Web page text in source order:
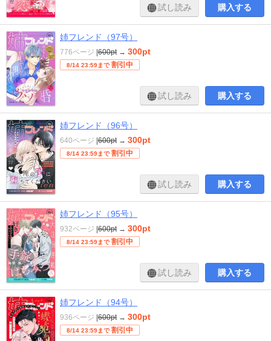
試し読み 購入する
姉フレンド（97号）
776ページ |600pt → 300pt
8/14 23:59まで 割引中
試し読み 購入する
姉フレンド（96号）
640ページ |600pt → 300pt
8/14 23:59まで 割引中
試し読み 購入する
姉フレンド（95号）
932ページ |600pt → 300pt
8/14 23:59まで 割引中
試し読み 購入する
姉フレンド（94号）
936ページ |600pt → 300pt
8/14 23:59まで 割引中